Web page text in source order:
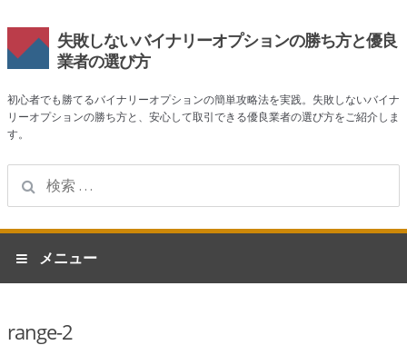
失敗しないバイナリーオプションの勝ち方と優良
業者の選び方
初心者でも勝てるバイナリーオプションの簡単攻略法を実践。失敗しないバイナ
リーオプションの勝ち方と、安心して取引できる優良業者の選び方をご紹介しま
す。
ナ
ビ
ゲ
シ
コ
ン
テ
ツ
メニュー
業者一覧
range-2